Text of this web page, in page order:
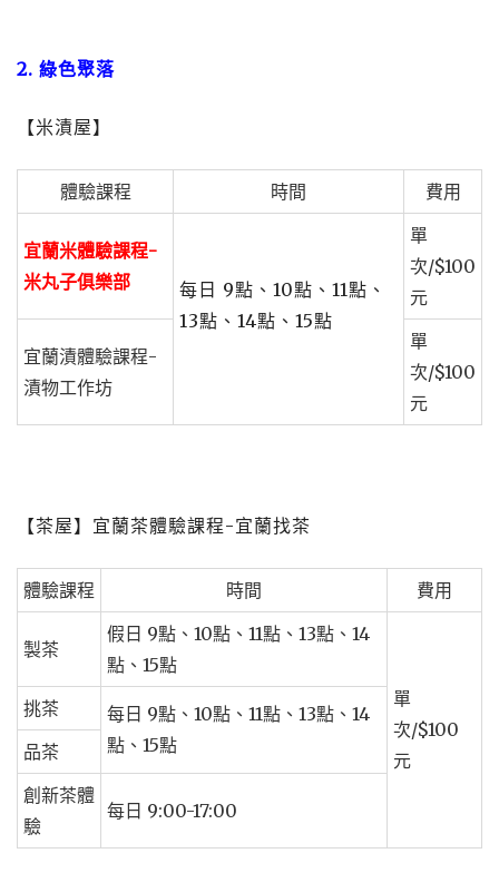
2. 綠色聚落
【米漬屋】
體驗課程 時間 費用
宜蘭米體驗課程-
米丸子俱樂部
每日 9點、10點、11點、
13點、14點、15點
單
次/$100
元
宜蘭漬體驗課程-
漬物工作坊
單
次/$100
元
【茶屋】宜蘭茶體驗課程-宜蘭找茶
體驗課程 時間 費用
製茶
假日 9點、10點、11點、13點、14
點、15點
單
次/$100
元
挑茶
每日 9點、10點、11點、13點、14
點、15點
品茶
創新茶體
驗
每日 9:00-17:00